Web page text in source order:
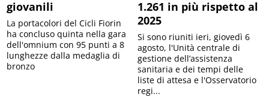
giovanili
La portacolori del Cicli Fiorin
ha concluso quinta nella gara
dell'omnium con 95 punti a 8
lunghezze dalla medaglia di
bronzo
1.261 in più rispetto al
2025
Si sono riuniti ieri, giovedì 6
agosto, l'Unità centrale di
gestione dell’assistenza
sanitaria e dei tempi delle
liste di attesa e l'Osservatorio
regi...